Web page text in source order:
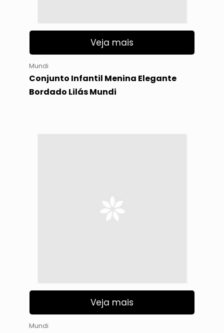
Veja mais
Mundi
Conjunto Infantil Menina Elegante
Bordado Lilás Mundi
Veja mais
Mundi